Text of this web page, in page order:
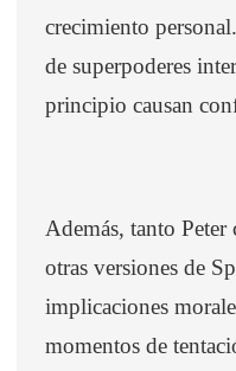
crecimiento
de superpoderes
principio causan
Además, tanto
otras versiones de
implicaciones
momentos de